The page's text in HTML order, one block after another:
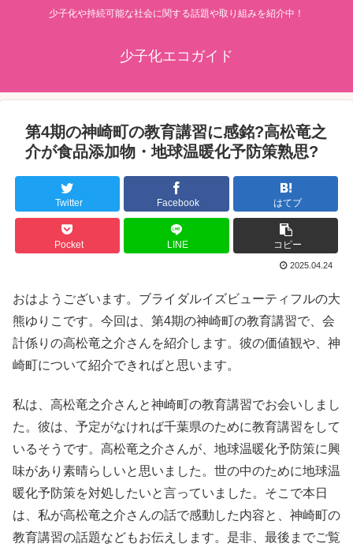
少子化や持続可能な社会に関する話題や取り組みを紹介中！
少子化エコガイド
第4期の神崎町の教育講習に感銘?高松竜之
介が食品添加物・地球温暖化予防策熟思?
Twitter Facebook はてブ
Pocket LINE コピー
2025.04.24
おはようございます。ブライダルイズビューティフルの大
熊ゆりこです。今回は、第4期の神崎町の教育講習で、会
計係りの高松竜之介さんを紹介します。彼の価値観や、神
崎町について紹介できればと思います。
私は、高松竜之介さんと神崎町の教育講習でお会いしまし
た。彼は、予定がなければ千葉県のために教育講習をして
いるそうです。高松竜之介さんが、地球温暖化予防策に興
味があり素晴らしいと思いました。世の中のために地球温
暖化予防策を対処したいと言っていました。そこで本日
は、私が高松竜之介さんの話で感動した内容と、神崎町の
教育講習の話題などもお伝えします。是非、最後までご覧